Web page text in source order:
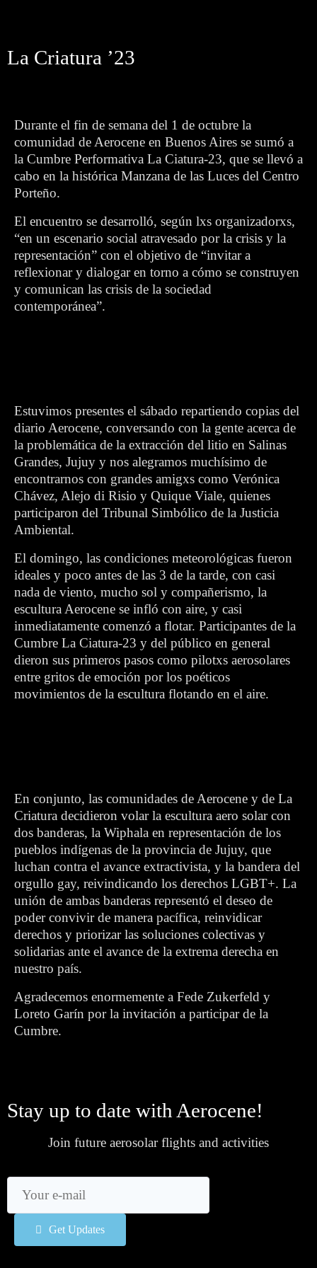
La Criatura ’23
Durante el fin de semana del 1 de octubre la
comunidad de Aerocene en Buenos Aires se sumó a
la Cumbre Performativa La Ciatura-23, que se llevó a
cabo en la histórica Manzana de las Luces del Centro
Porteño.
El encuentro se desarrolló, según lxs organizadorxs,
“en un escenario social atravesado por la crisis y la
representación” con el objetivo de “invitar a
reflexionar y dialogar en torno a cómo se construyen
y comunican las crisis de la sociedad
contemporánea”.
Estuvimos presentes el sábado repartiendo copias del
diario Aerocene, conversando con la gente acerca de
la problemática de la extracción del litio en Salinas
Grandes, Jujuy y nos alegramos muchísimo de
encontrarnos con grandes amigxs como Verónica
Chávez, Alejo di Risio y Quique Viale, quienes
participaron del Tribunal Simbólico de la Justicia
Ambiental.
El domingo, las condiciones meteorológicas fueron
ideales y poco antes de las 3 de la tarde, con casi
nada de viento, mucho sol y compañerismo, la
escultura Aerocene se infló con aire, y casi
inmediatamente comenzó a flotar. Participantes de la
Cumbre La Ciatura-23 y del público en general
dieron sus primeros pasos como pilotxs aerosolares
entre gritos de emoción por los poéticos
movimientos de la escultura flotando en el aire.
En conjunto, las comunidades de Aerocene y de La
Criatura decidieron volar la escultura aero solar con
dos banderas, la Wiphala en representación de los
pueblos indígenas de la provincia de Jujuy, que
luchan contra el avance extractivista, y la bandera del
orgullo gay, reivindicando los derechos LGBT+. La
unión de ambas banderas representó el deseo de
poder convivir de manera pacífica, reinvidicar
derechos y priorizar las soluciones colectivas y
solidarias ante el avance de la extrema derecha en
nuestro país.
Agradecemos enormemente a Fede Zukerfeld y
Loreto Garín por la invitación a participar de la
Cumbre.
Stay up to date with Aerocene!
Join future aerosolar flights and activities
Get Updates